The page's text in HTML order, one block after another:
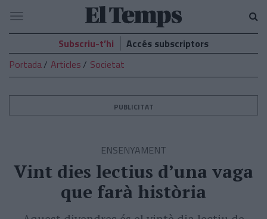
El
Temps
Navegació
Subscriu-t’hi
Accés subscriptors
Portada
Articles Societat
PUBLICITAT
ENSENYAMENT
Vint dies lectius d’una vaga
que farà història